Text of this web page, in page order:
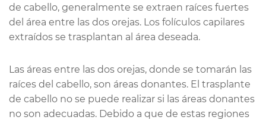
de cabello, generalmente se extraen raíces fuertes
del área entre las dos orejas. Los folículos capilares
extraídos se trasplantan al área deseada.
Las áreas entre las dos orejas, donde se tomarán las
raíces del cabello, son áreas donantes. El trasplante
de cabello no se puede realizar si las áreas donantes
no son adecuadas. Debido a que de estas regiones